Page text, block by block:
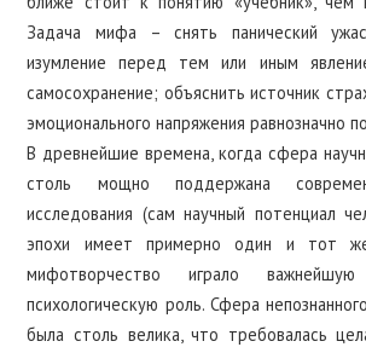
Задача мифа – снять панический
изумление перед тем или иным
самосохранение; объяснить источник
эмоционального напряжения равнозначно
В древнейшие времена, когда сфера
столь мощно поддержана
исследования (сам научный потенциал
эпохи имеет примерно один и тот
мифотворчество играло
психологическую роль. Сфера
была столь велика, что требовалась